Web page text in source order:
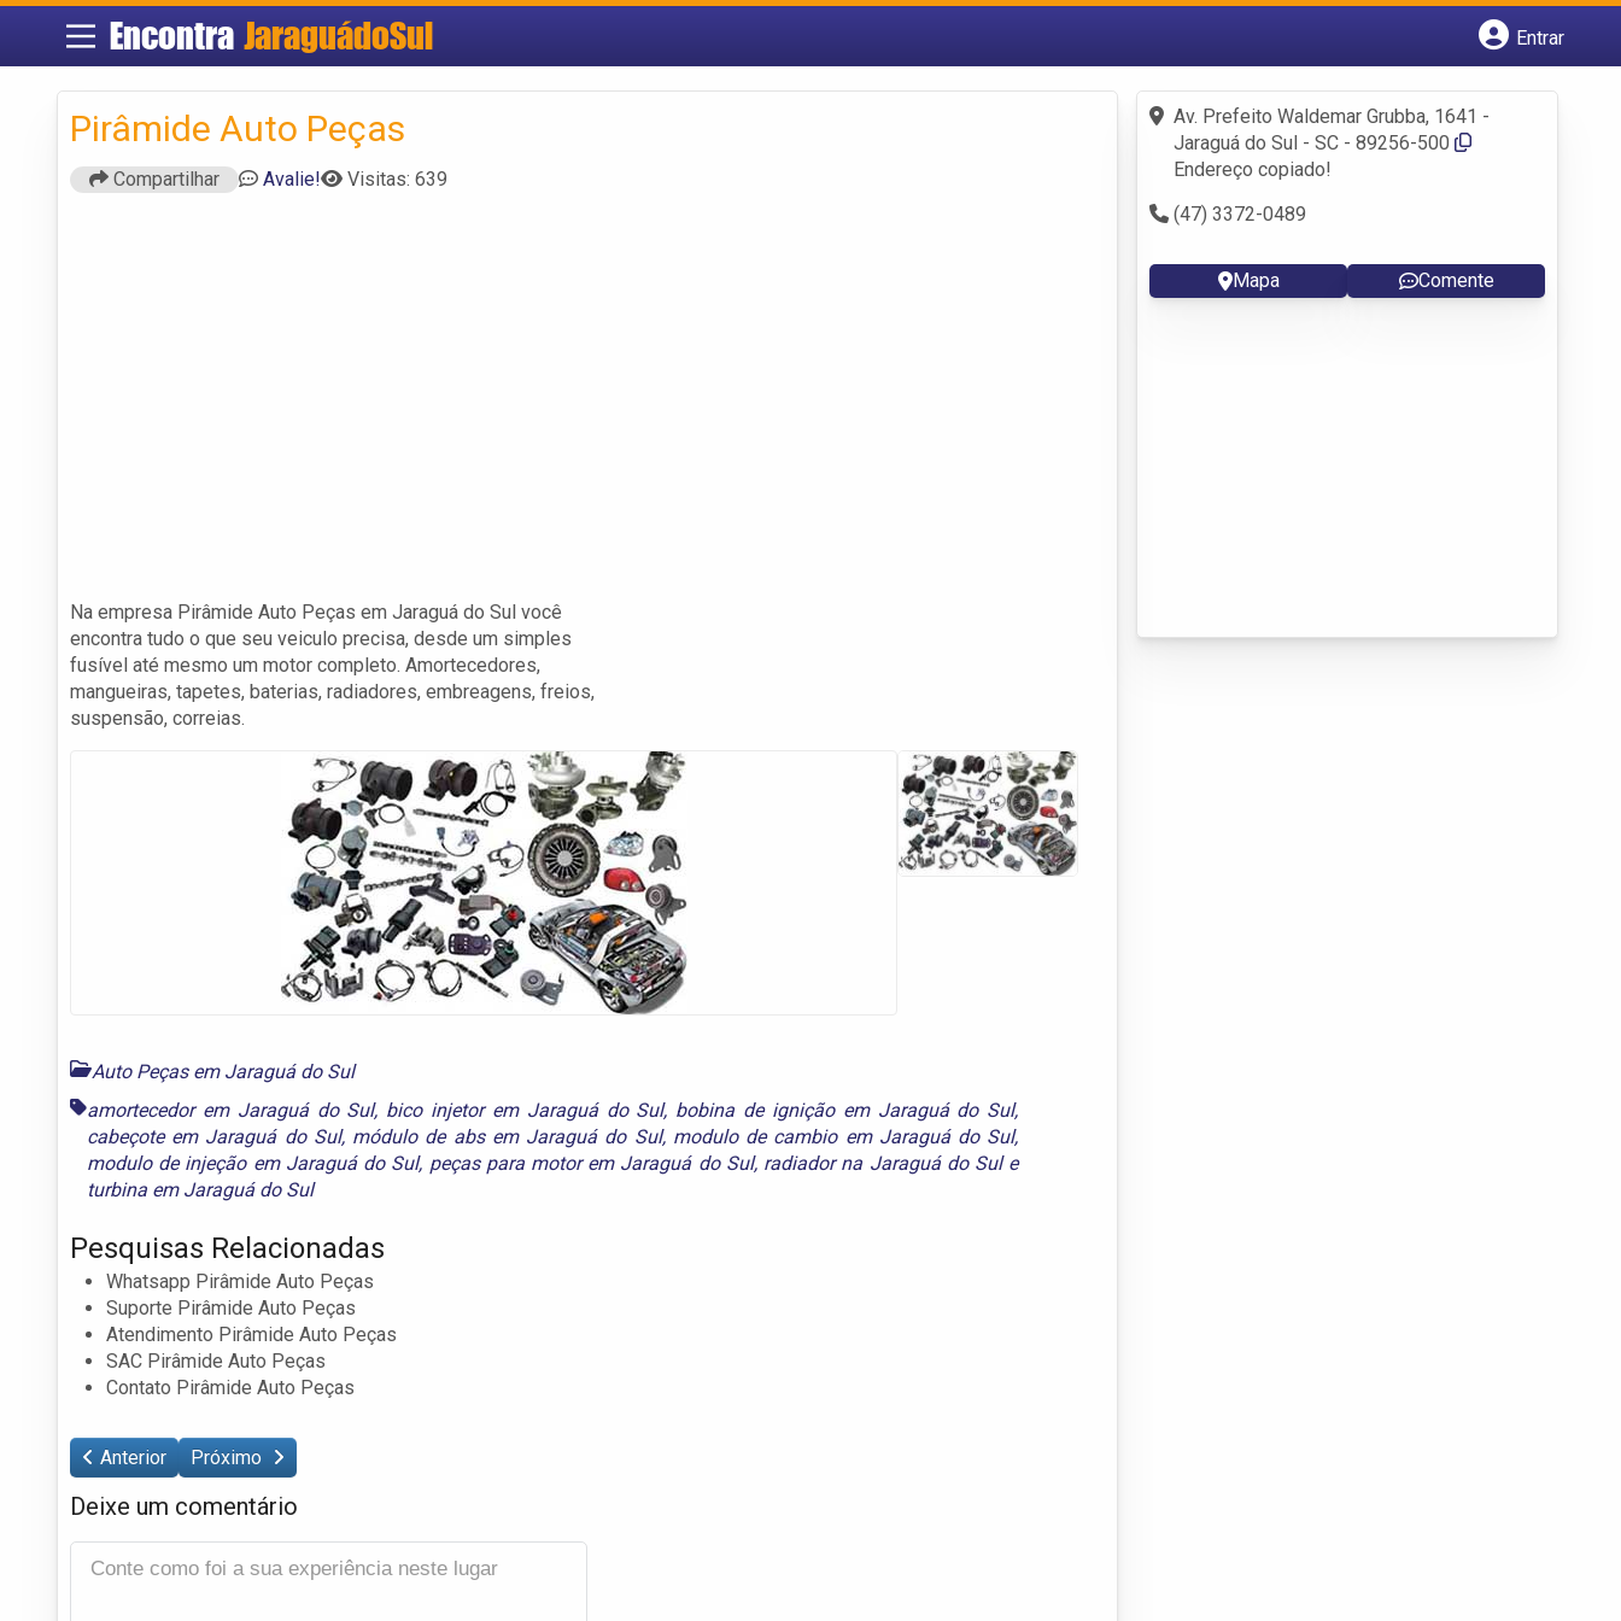
Encontra JaraguádoSul
Entrar
Fazer login
Criar conta
Pirâmide Auto Peças
Compartilhar Avalie! Visitas: 639
Na empresa Pirâmide Auto Peças em Jaraguá do Sul você
encontra tudo o que seu veiculo precisa, desde um simples
fusível até mesmo um motor completo. Amortecedores,
mangueiras, tapetes, baterias, radiadores, embreagens, freios,
suspensão, correias.
Auto Peças em Jaraguá do Sul
amortecedor em Jaraguá do Sul, bico injetor em Jaraguá do Sul, bobina de ignição em Jaraguá do Sul,
cabeçote em Jaraguá do Sul, módulo de abs em Jaraguá do Sul, modulo de cambio em Jaraguá do Sul,
modulo de injeção em Jaraguá do Sul, peças para motor em Jaraguá do Sul, radiador na Jaraguá do Sule
turbina em Jaraguá do Sul
Pesquisas Relacionadas
Whatsapp Pirâmide Auto Peças
Suporte Pirâmide Auto Peças
Atendimento Pirâmide Auto Peças
SAC Pirâmide Auto Peças
Contato Pirâmide Auto Peças
Anterior Próximo
Deixe um comentário
Av. Prefeito Waldemar Grubba, 1641 -
Jaraguá do Sul - SC - 89256-500
Endereço copiado!
(47) 3372-0489
Mapa Comente